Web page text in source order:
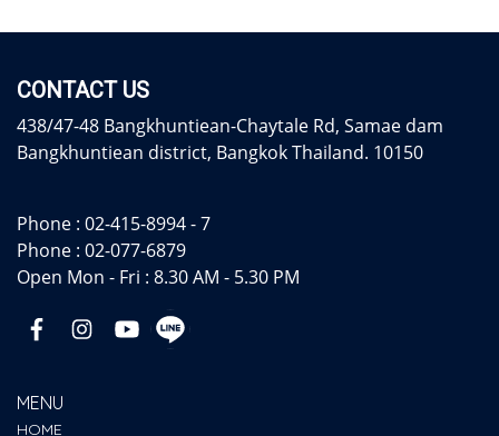
CONTACT US
438/47-48 Bangkhuntiean-Chaytale Rd, Samae dam
Bangkhuntiean district, Bangkok Thailand. 10150
Phone : 02-415-8994 - 7
Phone : 02-077-6879
Open Mon - Fri : 8.30 AM - 5.30 PM
MENU
HOME